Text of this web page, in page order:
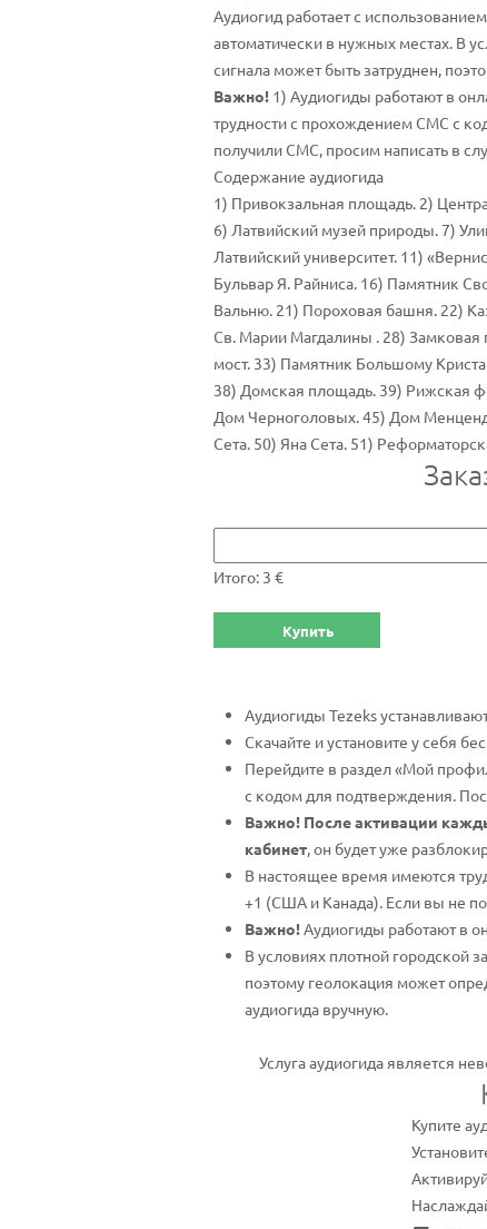
Аудиогид работает с
автоматически в нужных местах. В
сигнала может быть затруднен,
Важно! 1) Аудиогиды работают в
трудности с прохождением СМС с
получили СМС, просим написать в
Содержание аудиогида
1) Привокзальная площадь. 2)
6) Латвийский музей природы. 7)
Латвийский университет. 11)
Бульвар Я. Райниса. 16) Памятник
Вальню. 21) Пороховая башня. 22)
Св. Марии Магдалины . 28)
мост. 33) Памятник Большому
38) Домская площадь. 39) Рижская
Дом Черноголовых. 45) Дом
Сета. 50) Яна Сета. 51)
Итого: 3 €
Купить
Аудиогиды Tezeks
Скачайте и установите у себя
Перейдите в раздел «Мой
с кодом для подтверждения.
Важно! После активации
кабинет, он будет уже
В настоящее время имеются
+1 (США и Канада). Если вы не
Важно!Аудиогиды работают в
В условиях плотной городской
поэтому геолокация может
аудиогида вручную.
Услуга аудиогида является
Купите